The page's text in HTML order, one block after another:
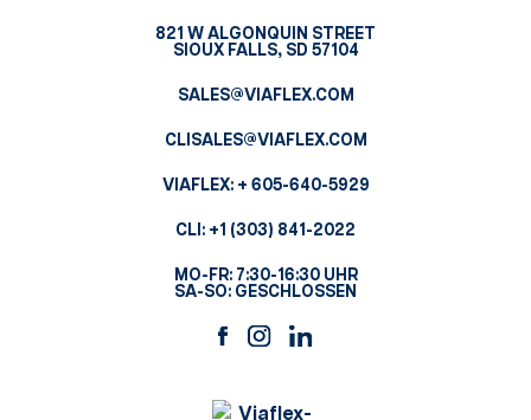
821 W ALGONQUIN STREET
SIOUX FALLS, SD 57104
SALES@VIAFLEX.COM
CLISALES@VIAFLEX.COM
VIAFLEX: + 605-640-5929
CLI: +1 (303) 841-2022
MO-FR: 7:30-16:30 UHR
SA-SO: GESCHLOSSEN